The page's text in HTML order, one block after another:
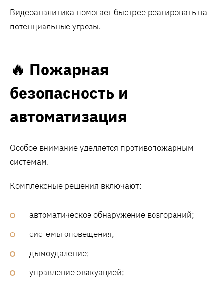
Видеоаналитика помогает быстрее реагировать на
потенциальные угрозы.
🔥 Пожарная
безопасность и
автоматизация
Особое внимание уделяется противопожарным
системам.
Комплексные решения включают:
автоматическое обнаружение возгораний;
системы оповещения;
дымоудаление;
управление эвакуацией;